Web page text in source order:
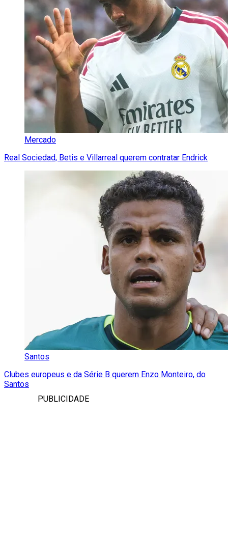
Mercado
Real Sociedad, Betis e Villarreal querem contratar Endrick
Santos
Clubes europeus e da Série B querem Enzo Monteiro, do
Santos
PUBLICIDADE